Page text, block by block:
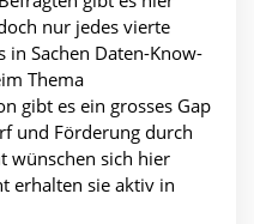
nur jedes vierte
Sachen Daten-Know-
Thema
gibt es ein grosses Gap
und Förderung durch
wünschen sich hier
erhalten sie aktiv in